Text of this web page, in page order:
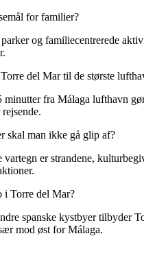
for familier?
og familiecentrerede
del Mar til de største
minutter fra Málaga lufthavn
skal man ikke gå glip af?
er strandene,
i Torre del Mar?
spanske kystbyer tilbyder
mod øst for Málaga.